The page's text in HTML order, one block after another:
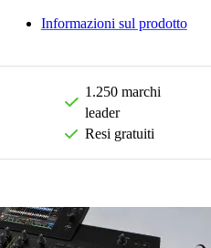
Informazioni sul prodotto
1.250 marchi
leader
Resi gratuiti